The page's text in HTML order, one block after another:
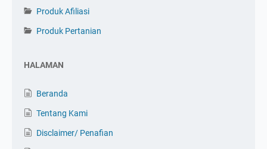
Produk Afiliasi
Produk Pertanian
HALAMAN
Beranda
Tentang Kami
Disclaimer/ Penafian